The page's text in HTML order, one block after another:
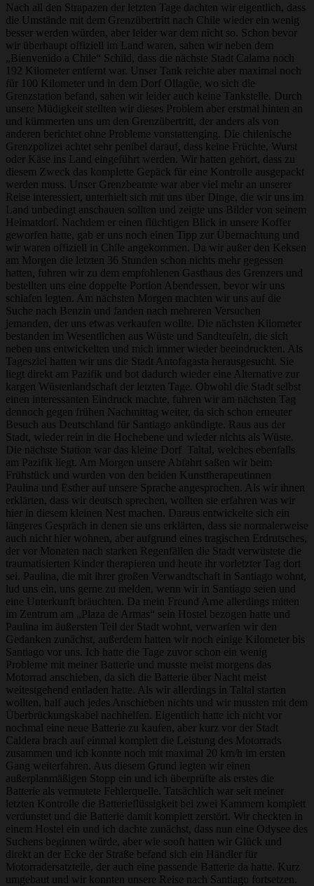
Nach all den Strapazen der letzten Tage dachten wir eigentlich, dass
die Umstände mit dem Grenzübertritt nach Chile wieder ein wenig
besser werden würden, aber leider war dem nicht so. Schon bevor
wir überhaupt offiziell im Land waren, sahen wir neben dem
„Bienvenido a Chile“ Schild, dass die nächste Stadt Calama noch
192 Kilometer entfernt war. Unser Tank reichte aber maximal noch
für 100 Kilometer und in dem Dorf Ollagüe, wo sich die
Grenzstation befand, sahen wir leider auch keine Tankstelle. Durch
unsere Müdigkeit stellten wir dieses Problem aber erstmal hinten an
und kümmerten uns um den Grenzübertritt, der anders als von
anderen berichtet ohne Probleme vonstattenging. Die chilenische
Grenzpolizei achtet sehr penibel darauf, dass keine Früchte, Wurst
oder Käse ins Land eingeführt werden. Wir hatten gehört, dass zu
diesem Zweck das komplette Gepäck für eine Kontrolle ausgepackt
werden muss. Unser Grenzbeamte war aber viel mehr an unserer
Reise interessiert, unterhielt sich mit uns über Dinge, die wir uns im
Land unbedingt anschauen sollten und zeigte uns Bilder von seinem
Heimatdorf. Nachdem er einen flüchtigen Blick in unsere Koffer
geworfen hatte, gab er uns noch einen Tipp zur Übernachtung und
wir waren offiziell in Chile angekommen. Da wir außer den Keksen
am Morgen die letzten 36 Stunden schon nichts mehr gegessen
hatten, fuhren wir zu dem empfohlenen Gasthaus des Grenzers und
bestellten uns eine doppelte Portion Abendessen, bevor wir uns
schlafen legten. Am nächsten Morgen machten wir uns auf die
Suche nach Benzin und fanden nach mehreren Versuchen
jemanden, der uns etwas verkaufen wollte. Die nächsten Kilometer
bestanden im Wesentlichen aus Wüste und Sandteufeln, die sich
neben uns entwickelten und mich immer wieder beeindruckten. Als
Tagesziel hatten wir uns die Stadt Antofagasta herausgesucht. Sie
liegt direkt am Pazifik und bot dadurch wieder eine Alternative zur
kargen Wüstenlandschaft der letzten Tage. Obwohl die Stadt selbst
einen interessanten Eindruck machte, fuhren wir am nächsten Tag
dennoch gegen frühen Nachmittag weiter, da sich schon erneuter
Besuch aus Deutschland für Santiago ankündigte. Raus aus der
Stadt, wieder rein in die Hochebene und wieder nichts als Wüste.
Die nächste Station war das kleine Dorf Taltal, welches ebenfalls
am Pazifik liegt. Am Morgen unsere Abfahrt saßen wir beim
Frühstück und wurden von den beiden Kunsttherapeutinnen
Paulina und Esther auf unsere Sprache angesprochen. Als wir ihnen
erklärten, dass wir deutsch sprechen, wollten sie erfahren was wir
hier in diesem kleinen Nest machen. Daraus entwickelte sich ein
längeres Gespräch in denen sie uns erklärten, dass sie normalerweise
auch nicht hier wohnen, aber aufgrund eines tragischen Erdrutsches,
der vor Monaten nach starken Regenfällen die Stadt verwüstete die
traumatisierten Kinder therapieren und heute ihr vorletzter Tag dort
sei. Paulina, die mit ihrer großen Verwandtschaft in Santiago wohnt,
lud uns ein, uns gerne zu melden, wenn wir in Santiago seien und
eine Unterkunft bräuchten. Da mein Freund Arne allerdings mitten
im Zentrum am „Plaza de Armas“ sein Hostel bezogen hatte und
Paulina im äußersten Teil der Stadt wohnt, verwarfen wir den
Gedanken zunächst, außerdem hatten wir noch einige Kilometer bis
Santiago vor uns. Ich hatte die Tage zuvor schon ein wenig
Probleme mit meiner Batterie und musste meist morgens das
Motorrad anschieben, da sich die Batterie über Nacht meist
weitestgehend entladen hatte. Als wir allerdings in Taltal starten
wollten, half auch jedes Anschieben nichts und wir mussten mit dem
Überbrückungskabel nachhelfen. Eigentlich hatte ich nicht vor
nochmal eine neue Batterie zu kaufen, aber kurz vor der Stadt
Caldera brach auf einmal komplett die Leistung des Motorrads
zusammen und ich konnte noch mit maximal 20 km/h im ersten
Gang weiterfahren. Aus diesem Grund legten wir einen
außerplanmäßigen Stopp ein und ich überprüfte als erstes die
Batterie als vermutete Fehlerquelle. Tatsächlich war seit meiner
letzten Kontrolle die Batterieflüssigkeit bei zwei Kammern komplett
verdunstet und die Batterie damit komplett zerstört. Wir checkten in
einem Hostel ein und ich dachte zunächst, dass nun eine Odysee des
Suchens beginnen würde, aber wie sooft hatten wir Glück und
direkt an der Ecke der Straße befand sich ein Händler für
Motorradersatzteile, der auch eine passende Batterie da hatte. Kurz
umgebaut und wir konnten unsere Reise nach Santiago fortsetzen.